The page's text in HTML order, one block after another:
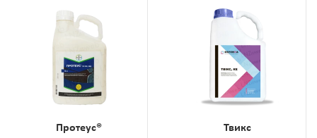
Протеус® Твикс